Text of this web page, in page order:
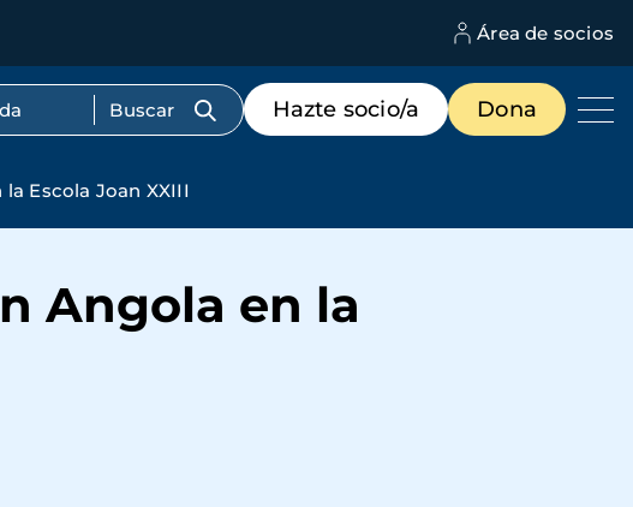
Área de socios
Menú
de
destacados
Hazte socio/a Dona
Escola Joan XXIII
Angola en la